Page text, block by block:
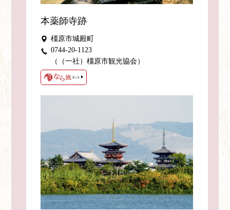
本薬師寺跡
橿原市城殿町
0744-20-1123
（（一社）橿原市観光協会）